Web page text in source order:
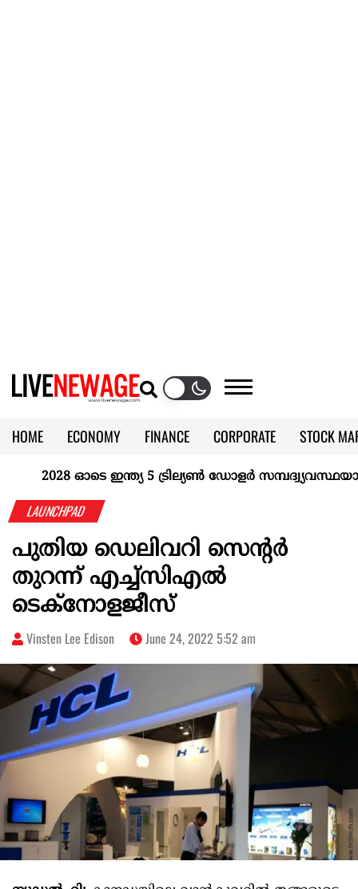
HOME ECONOMY FINANCE CORPORATE
STOCK
CALENDAR
KERALA @70
2028 ഓടെ ഇന്ത്യ 5 ട്രില്യണ്‍ ഡോളര്‍
LAUNCHPAD
പുതിയ ഡെലിവറി സെന്റർ
തുറന്ന് എച്ച്സിഎൽ
ടെക്‌നോളജീസ്
Vinsten Lee Edison June 24, 2022 5:52 am